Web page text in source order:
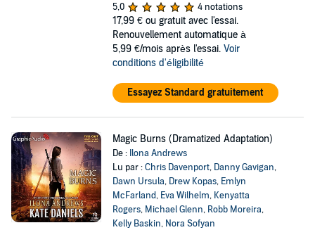
5,0
4 notations
17,99 € ou gratuit avec l'essai.
Renouvellement automatique à
5,99 €/mois après l'essai. Voir
conditions d'éligibilité
Essayez Standard gratuitement
Magic Burns (Dramatized Adaptation)
De : Ilona Andrews
Lu par :Chris Davenport, Danny Gavigan,
Dawn Ursula, Drew Kopas, Emlyn
McFarland, Eva Wilhelm, Kenyatta
Rogers, Michael Glenn, Robb Moreira,
Kelly Baskin, Nora Sofyan